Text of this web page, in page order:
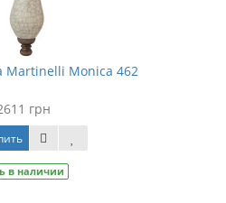
Martinelli Monica 462
грн
в наличии